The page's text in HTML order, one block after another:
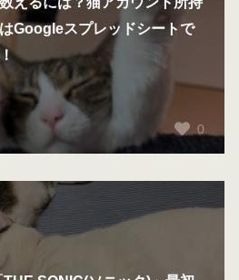
Googleスプレッドシートで
0